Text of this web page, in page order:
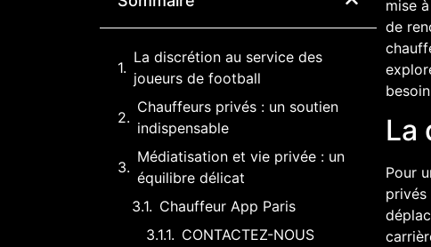
La discrétion au service des
joueurs de football
Chauffeurs privés : un soutien
indispensable
Médiatisation et vie privée : un
équilibre délicat
Chauffeur App Paris
CONTACTEZ-NOUS
mise
de
La
Pour
privés